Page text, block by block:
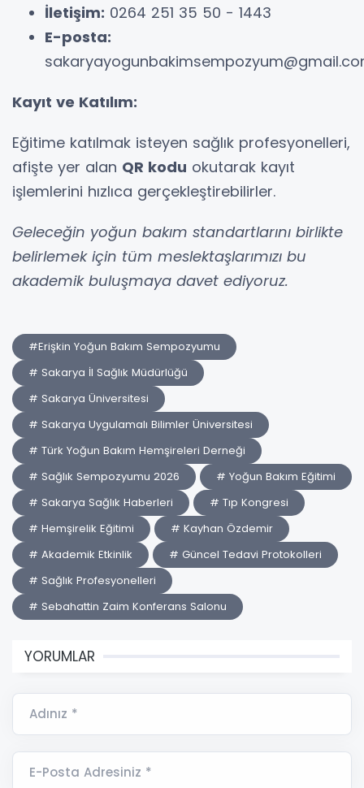
İletişim: 0264 251 35 50 - 1443
E-posta:
Kayıt ve Katılım:
Eğitime katılmak isteyen sağlık profesyonelleri,
afişte yer alan QR kodu okutarak kayıt
işlemlerini hızlıca gerçekleştirebilirler.
Geleceğin yoğun bakım standartlarını birlikte
belirlemek için tüm meslektaşlarımızı bu
akademik buluşmaya davet ediyoruz.
#Erişkin Yoğun Bakım Sempozyumu
# Sakarya İl Sağlık Müdürlüğü
# Sakarya Üniversitesi
# Sakarya Uygulamalı Bilimler Üniversitesi
# Türk Yoğun Bakım Hemşireleri Derneği
# Sağlık Sempozyumu 2026
# Yoğun Bakım Eğitimi
# Sakarya Sağlık Haberleri
# Tıp Kongresi
# Hemşirelik Eğitimi
# Kayhan Özdemir
# Akademik Etkinlik
# Güncel Tedavi Protokolleri
# Sağlık Profesyonelleri
# Sebahattin Zaim Konferans Salonu
YORUMLAR
Adınız *
E-Posta Adresiniz *